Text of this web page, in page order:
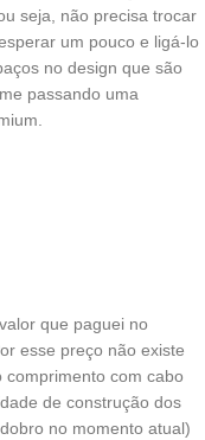
seja, não precisa trocar
um pouco e ligá-lo
no design que são
passando uma
que paguei no
esse preço não existe
comprimento com cabo
de construção dos
no momento atual)